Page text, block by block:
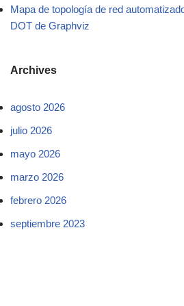
Mapa de topología de red
DOT de Graphviz
Archives
agosto 2026
julio 2026
mayo 2026
marzo 2026
febrero 2026
septiembre 2023